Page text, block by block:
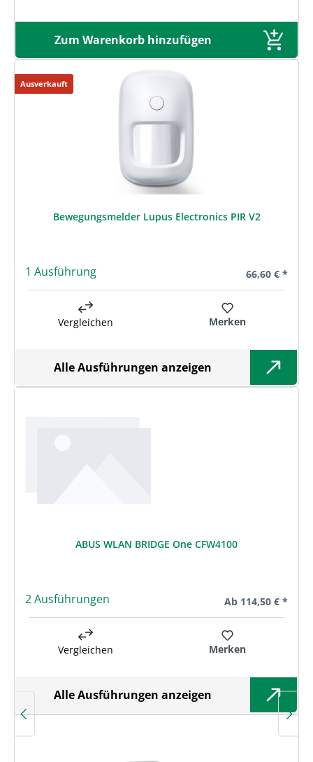
Zum Warenkorb hinzufügen
Ausverkauft
Bewegungsmelder Lupus Electronics PIR V2
1 Ausführung Regulärer
66,60 € *
Vergleichen Merken
Alle Ausführungen anzeigen
ABUS WLAN BRIDGE One CFW4100
2 Ausführungen Regulärer Preis:
Ab 114,50 € *
Vergleichen Merken
Alle Ausführungen anzeigen